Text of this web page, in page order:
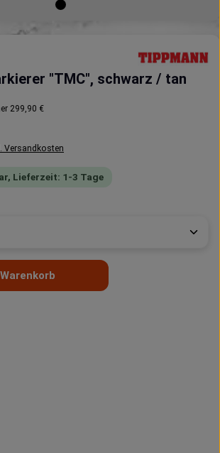
"TMC", schwarz / tan
299,90 €
Versandkosten
Lieferzeit: 1-3 Tage
Gib den gewünschten Wert ein